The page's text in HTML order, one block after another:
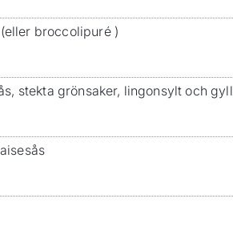
broccolipuré )
stekta grönsaker, lingonsylt och